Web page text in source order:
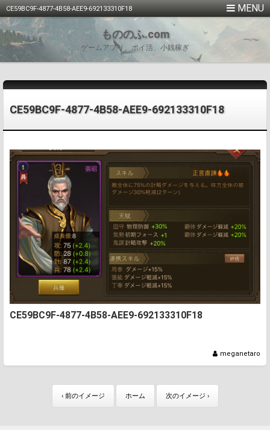
CE59BC9F-4877-4B58-AEE9-692133310F18
もののふ.com
ゲームアプリ、ポイ活、小銭稼ぎ
CE59BC9F-4877-4B58-AEE9-692133310F18
CE59BC9F-4877-4B58-AEE9-692133310F18
meganetaro
‹ 前のイメージ ホーム 次のイメージ ›